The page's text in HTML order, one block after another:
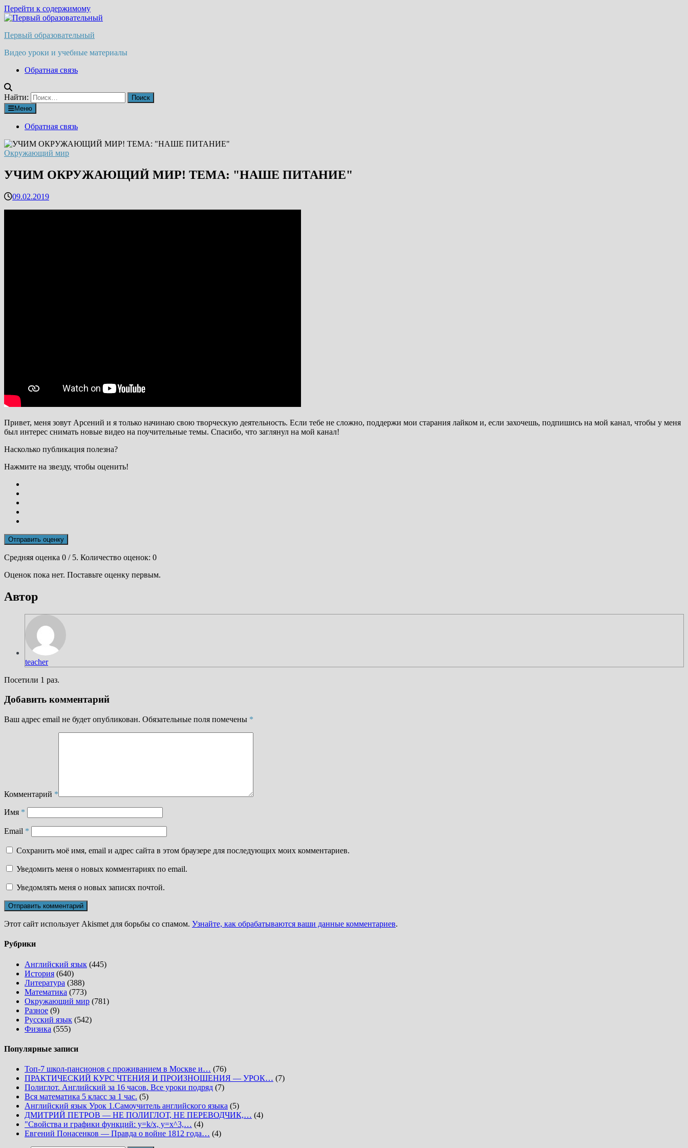
Перейти к содержимому
Первый образовательный
Видео уроки и учебные материалы
Обратная связь
Найти:
Меню
Обратная связь
Окружающий мир
УЧИМ ОКРУЖАЮЩИЙ МИР! ТЕМА: "НАШЕ ПИТАНИЕ"
09.02.2019
Привет, меня зовут Арсений и я только начинаю свою творческую деятельность. Если тебе не сложно, поддержи мои старания лайком и, если захочешь, подпишись на мой канал, чтобы у меня
был интерес снимать новые видео на поучительные темы. Спасибо, что заглянул на мой канал!
Насколько публикация полезна?
Нажмите на звезду, чтобы оценить!
Отправить оценку
Средняя оценка 0 / 5. Количество оценок: 0
Оценок пока нет. Поставьте оценку первым.
Автор
teacher
Посетили 1 раз.
Добавить комментарий
Ваш адрес email не будет опубликован. Обязательные поля помечены *
Комментарий *
Имя *
Email *
Сохранить моё имя, email и адрес сайта в этом браузере для последующих моих комментариев.
Уведомить меня о новых комментариях по email.
Уведомлять меня о новых записях почтой.
Этот сайт использует Akismet для борьбы со спамом. Узнайте, как обрабатываются ваши данные комментариев.
Рубрики
Английский язык (445)
История (640)
Литература (388)
Математика (773)
Окружающий мир (781)
Разное (9)
Русский язык (542)
Физика (555)
Популярные записи
Топ-7 школ-пансионов с проживанием в Москве и… (76)
ПРАКТИЧЕСКИЙ КУРС ЧТЕНИЯ И ПРОИЗНОШЕНИЯ — УРОК… (7)
Полиглот. Английский за 16 часов. Все уроки подряд (7)
Вся математика 5 класс за 1 час. (5)
Английский язык Урок 1.Самоучитель английского языка (5)
ДМИТРИЙ ПЕТРОВ — НЕ ПОЛИГЛОТ, НЕ ПЕРЕВОДЧИК,… (4)
"Свойства и графики функций: y=k/x, y=x^3,… (4)
Евгений Понасенков — Правда о войне 1812 года… (4)